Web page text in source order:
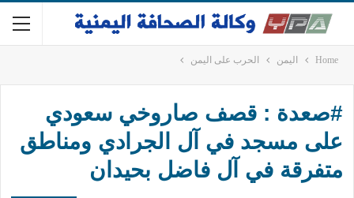
Home اليمن الحرب على اليمن
#صعدة : قصف صاروخي سعودي
على مسجد في آل الجرادي ومناطق
متفرقة في آل فاضل بحيدان